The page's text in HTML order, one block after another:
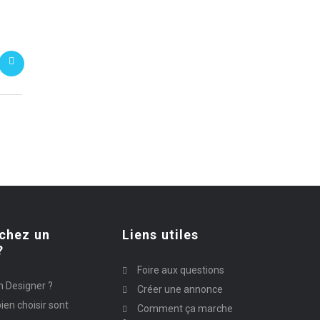
un
Designer ?
choisir sont
Liens utiles
Foire aux questions
Créer une annonce
Comment ça marche